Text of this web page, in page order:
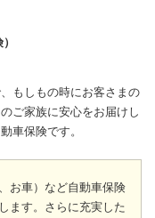
もしもの時にお客さまの
ご家族に安心をお届けし
車保険です。
お車）など自動車保険
ます。さらに充実した